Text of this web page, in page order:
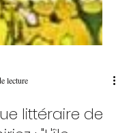
lecture